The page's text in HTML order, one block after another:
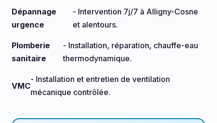
Dépannage
urgence
- Intervention 7j/7 à Alligny-Cosne
et alentours.
Plomberie
sanitaire
- Installation, réparation, chauffe-eau
thermodynamique.
VMC
- Installation et entretien de ventilation
mécanique contrôlée.